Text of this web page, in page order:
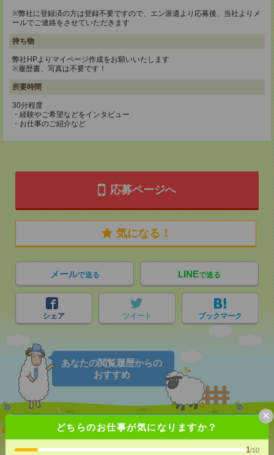
どちらのお仕事が気になりますか？
1/10
×
※弊社に登録済の方は登録不要ですので、エン派遣より応募後、当社よりメ
ールでご連絡をさせていただきます
持ち物
弊社HPよりマイページ作成をお願いいたします
※履歴書、写真は不要です！
所要時間
30分程度
・経験やご希望などをインタビュー
・お仕事のご紹介など
応募ページへ
気になる！
メールで送る LINEで送る
シェア ツイート ブックマーク
あなたの閲覧履歴からの
おすすめ
【オープニング募集】おばあちゃんのお散歩付き添
いも仕事の1つ[派遣]